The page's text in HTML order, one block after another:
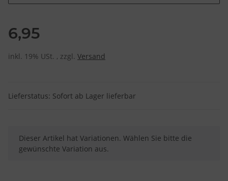
6,95
inkl. 19% USt. , zzgl. Versand
Lieferstatus: Sofort ab Lager lieferbar
x
Dieser Artikel hat Variationen. Wählen Sie bitte die
gewünschte Variation aus.